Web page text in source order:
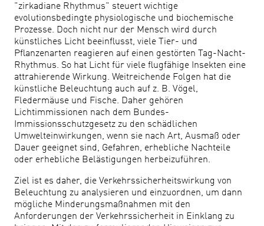
"zirkadiane Rhythmus" steuert wichtige
evolutionsbedingte physiologische und biochemische
Prozesse. Doch nicht nur der Mensch wird durch
künstliches Licht beeinflusst, viele Tier- und
Pflanzenarten reagieren auf einen gestörten Tag-Nacht-
Rhythmus. So hat Licht für viele flugfähige Insekten eine
attrahierende Wirkung. Weitreichende Folgen hat die
künstliche Beleuchtung auch auf z. B. Vögel,
Fledermäuse und Fische. Daher gehören
Lichtimmissionen nach dem Bundes-
Immissionsschutzgesetz zu den schädlichen
Umwelteinwirkungen, wenn sie nach Art, Ausmaß oder
Dauer geeignet sind, Gefahren, erhebliche Nachteile
oder erhebliche Belästigungen herbeizuführen.
Ziel ist es daher, die Verkehrssicherheitswirkung von
Beleuchtung zu analysieren und einzuordnen, um dann
mögliche Minderungsmaßnahmen mit den
Anforderungen der Verkehrssicherheit in Einklang zu